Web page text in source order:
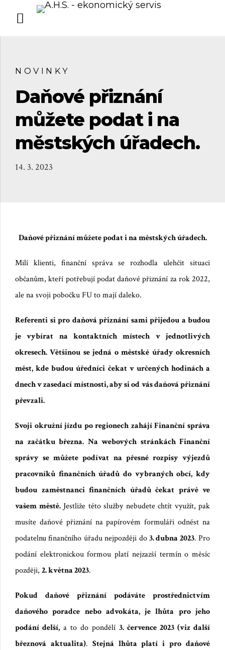
NOVINKY
Daňové přiznání
můžete podat i na
městských úřadech.
14. 3. 2023
Daňové přiznání můžete podat i na městských úřadech.
Milí klienti, finanční správa se rozhodla ulehčit situaci
občanům, kteří potřebují podat daňové přiznání za rok 2022,
ale na svoji pobočku FU to mají daleko.
Referenti si pro daňová přiznání sami přijedou a budou
je vybírat na kontaktních místech v jednotlivých
okresech. Většinou se jedná o městské úřady okresních
měst, kde budou úředníci čekat v určených hodinách a
dnech v zasedací místnosti, aby si od vás daňová přiznání
převzali.
Svoji okružní jízdu po regionech zahájí Finanční správa
na začátku března. Na webových stránkách Finanční
správy se můžete podívat na přesné rozpisy výjezdů
pracovníků finančních úřadů do vybraných obcí, kdy
budou zaměstnancifinančních úřadů čekat právě ve
vašem městě. Jestliže této služby nebudete chtít využít, pak
musíte daňové přiznání na papírovém formuláři odnést na
podatelnu finančního úřadu nejpozději do3. dubna 2023. Pro
podání elektronickou formou platí nejzazší termín o měsíc
později, 2. května 2023.
Pokud daňové přiznání podáváte prostřednictvím
daňového poradce nebo advokáta, je lhůta pro jeho
podání delší, a to do pondělí 3. července 2023 (viz další
březnová aktualita). Stejná lhůta platí i pro daňové